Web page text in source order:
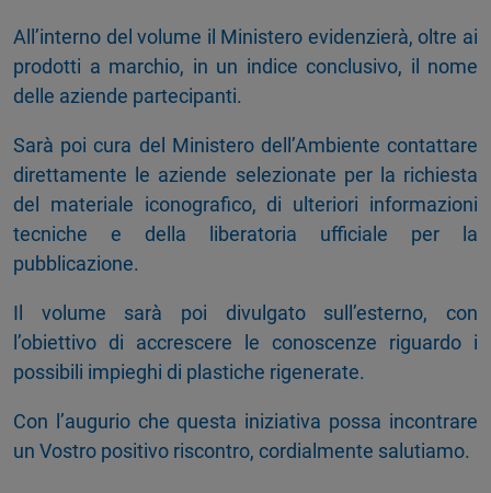
All’interno del volume il Ministero evidenzierà, oltre ai
prodotti a marchio, in un indice conclusivo, il nome
delle aziende partecipanti.
Sarà poi cura del Ministero dell’Ambiente contattare
direttamente le aziende selezionate per la richiesta
del materiale iconografico, di ulteriori informazioni
tecniche e della liberatoria ufficiale per la
pubblicazione.
Il volume sarà poi divulgato sull’esterno, con
l’obiettivo di accrescere le conoscenze riguardo i
possibili impieghi di plastiche rigenerate.
Con l’augurio che questa iniziativa possa incontrare
un Vostro positivo riscontro, cordialmente salutiamo.